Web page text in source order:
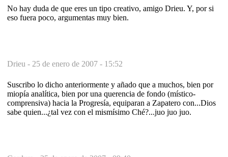
No hay duda de que eres un tipo creativo, amigo Drieu. Y, por si
eso fuera poco, argumentas muy bien.
Drieu - 25 de enero de 2007 - 15:52
Suscribo lo dicho anteriormente y añado que a muchos, bien por
miopía analítica, bien por una querencia de fondo (místico-
comprensiva) hacia la Progresía, equiparan a Zapatero con...Dios
sabe quien...¿tal vez con el mismísimo Ché?...juo juo juo.